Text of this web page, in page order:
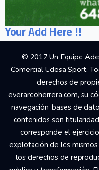
Your Add Here !!
© 2017 Un Equipo
Comercial Udesa Sport.
derechos de
everardoherrera.com, su
navegación, bases de
contenidos son
corresponde el
explotación de los
los derechos de